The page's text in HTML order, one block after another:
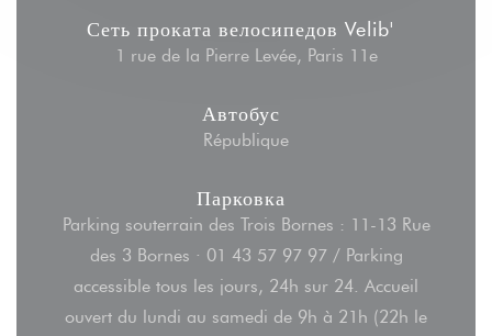
Сеть проката велосипедов Velib'
1 rue de la Pierre Levée, Paris 11e
Автобус
République
Парковка
Parking souterrain des Trois Bornes : 11-13 Rue
des 3 Bornes · 01 43 57 97 97 / Parking
accessible tous les jours, 24h sur 24. Accueil
ouvert du lundi au samedi de 9h à 21h (22h le